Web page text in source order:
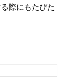
際にもたびた